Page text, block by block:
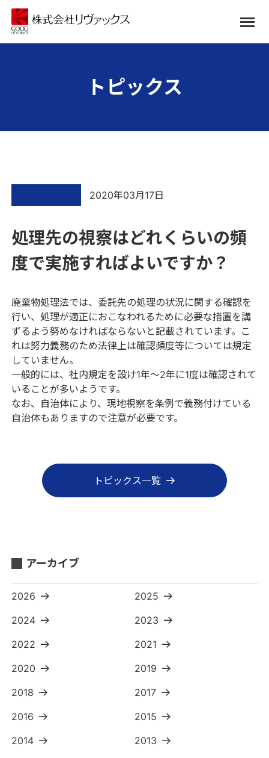
トピックス
処理先の視察はどれくらいの頻
度で実施すればよいですか？
2020年03月17日
廃棄物処理法では、委託先の処理の状況に関する確認を
行い、処理が適正におこなわれるために必要な措置を講
ずるよう努めなければならないと記載されています。こ
れは努力義務のため法律上は確認頻度等については規定
していません。
一般的には、社内規定を設け1年～2年に1度は確認されて
いることが多いようです。
なお、自治体により、現地視察を条例で義務付けている
自治体もありますので注意が必要です。
トピックス一覧
アーカイブ
2026
2025
2024
2023
2022
2021
2020
2019
2018
2017
2016
2015
2014
2013